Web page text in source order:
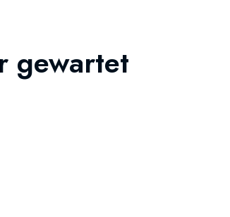
gewartet